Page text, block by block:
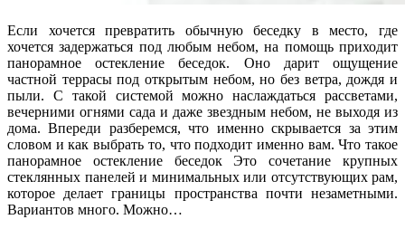
Если хочется превратить обычную беседку в место, где
хочется задержаться под любым небом, на помощь приходит
панорамное остекление беседок. Оно дарит ощущение
частной террасы под открытым небом, но без ветра, дождя и
пыли. С такой системой можно наслаждаться рассветами,
вечерними огнями сада и даже звездным небом, не выходя из
дома. Впереди разберемся, что именно скрывается за этим
словом и как выбрать то, что подходит именно вам. Что такое
панорамное остекление беседок Это сочетание крупных
стеклянных панелей и минимальных или отсутствующих рам,
которое делает границы пространства почти незаметными.
Вариантов много. Можно…